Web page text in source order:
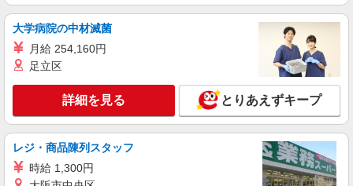
派遣社員
株式会社kotrio /●KT-H-2091256
茨木駅＊働きやすさで選ぶならココ！障がいデ
イSTAFF/17時定時
時給1600円〜2250円 ＜日払い有/週払い有/交
通費全支給(ガソリン代含む)＞
大阪府茨木市≪最寄り駅：茨木≫
キープ 詳細を見る
派遣社員
大学病院の中材滅菌
月給 254,160円
足立区
詳細を見る とりあえずキープ
レジ・商品陳列スタッフ
時給 1,300円